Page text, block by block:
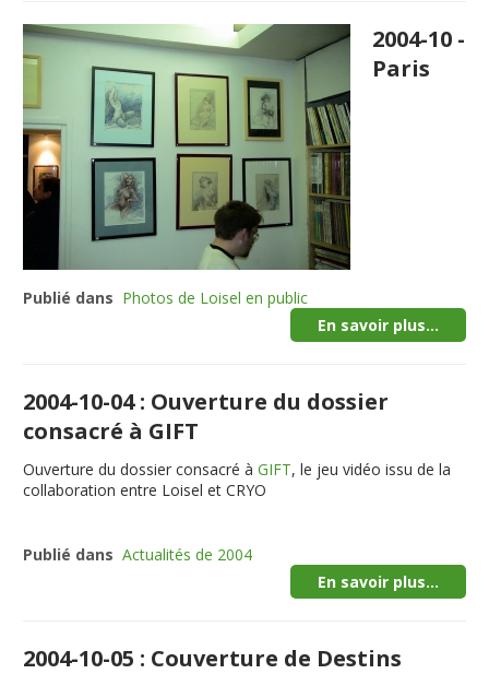
2004-10 -
Paris
Publié dans Photos de Loisel en public
En savoir plus...
2004-10-04 : Ouverture du dossier
consacré à GIFT
Ouverture du dossier consacré àGIFT, le jeu vidéo issu de la
collaboration entre Loisel et CRYO
Publié dans Actualités de 2004
En savoir plus...
2004-10-05 : Couverture de Destins